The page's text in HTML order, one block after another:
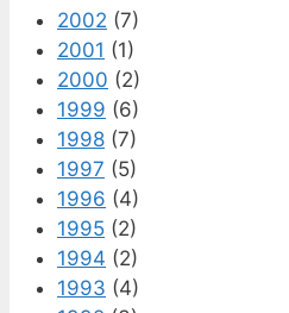
2002 (7)
2001 (1)
2000 (2)
1999 (6)
1998 (7)
1997 (5)
1996 (4)
1995 (2)
1994 (2)
1993 (4)